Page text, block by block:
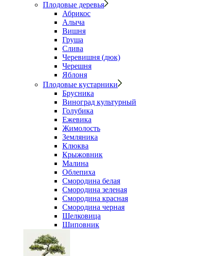
Плодовые деревья
Абрикос
Алыча
Вишня
Груша
Слива
Черевишня (дюк)
Черешня
Яблоня
Плодовые кустарники
Брусника
Виноград культурный
Голубика
Ежевика
Жимолость
Земляника
Клюква
Крыжовник
Малина
Облепиха
Смородина белая
Смородина зеленая
Смородина красная
Смородина черная
Шелковица
Шиповник